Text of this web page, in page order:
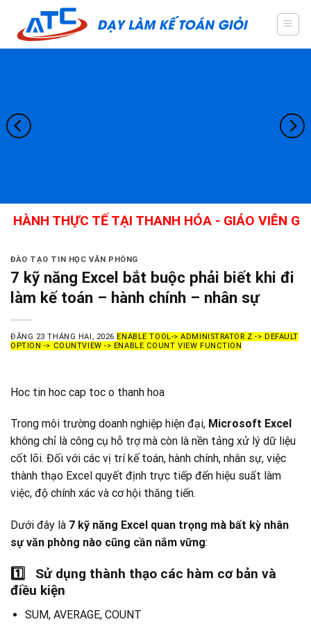
content
THỰC TẾ TẠI THANH HÓA - GIÁO VIÊN GIỎI,
ĐÀO TẠO TIN HỌC VĂN PHÒNG
7 kỹ năng Excel bắt buộc phải biết khi đi
làm kế toán – hành chính – nhân sự
ĐĂNG 23 THÁNG HAI, 2026 ENABLE TOOL-> ADMINISTRATOR Z -> DEFAULT
OPTION -> COUNTVIEW -> ENABLE COUNT VIEW FUNCTION
Hoc tin hoc cap toc o thanh hoa
Trong môi trường doanh nghiệp hiện đại, Microsoft Excel
không chỉ là công cụ hỗ trợ mà còn là nền tảng xử lý dữ liệu
cốt lõi. Đối với các vị trí kế toán, hành chính, nhân sự, việc
thành thạo Excel quyết định trực tiếp đến hiệu suất làm
việc, độ chính xác và cơ hội thăng tiến.
Dưới đây là 7 kỹ năng Excel quan trọng mà bất kỳ nhân
sự văn phòng nào cũng cần nắm vững:
1️ Sử dụng thành thạo các hàm cơ bản và
điều kiện
SUM, AVERAGE, COUNT